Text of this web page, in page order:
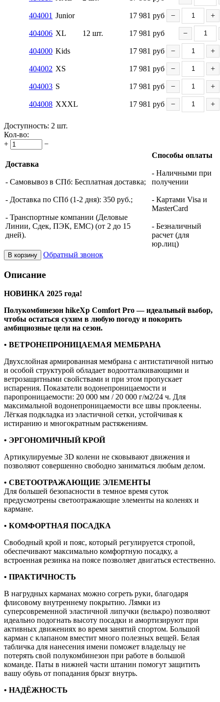
404001 Junior 17 981 руб − +
404006 XL 12 шт. 17 981 руб −
404000 Kids 17 981 руб − +
404002 XS 17 981 руб − +
404003 S 17 981 руб − +
404008 XXXL 17 981 руб − +
Доступность: 2 шт.
Кол-во:
+
−
Доставка
- Самовывоз в СПб: Бесплатная доставка;
- Доставка по СПб (1-2 дня): 350 руб.;
- Транспортные компании (Деловые
Линии, Сдек, ПЭК, ЕМС) (от 2 до 15
дней).
Способы оплаты
- Наличными при
получении
- Картами Visa и
MasterCard
- Безналичный
расчет (для
юр.лиц)
В корзину Обратный звонок
Описание
НОВИНКА 2025 года!
Полукомбинезон hikeXp Comfort Pro — идеальный выбор,
чтобы остаться сухим в любую погоду и покорить
амбициозные цели на сезон.
• ВЕТРОНЕПРОНИЦАЕМАЯ МЕМБРАНА
Двухслойная армированная мембрана с антистатичной нитью
и особой структурой обладает водоотталкивающими и
ветрозащитными свойствами и при этом пропускает
испарения. Показатели водонепроницаемости и
паропроницаемости: 20 000 мм / 20 000 г/м2/24 ч. Для
максимальной водонепроницаемости все швы проклеены.
Лёгкая подкладка из эластичной сетки, устойчивая к
истиранию и многократным растяжениям.
• ЭРГОНОМИЧНЫЙ КРОЙ
Артикулируемые 3D колени не сковывают движения и
позволяют совершенно свободно заниматься любым делом.
• СВЕТООТРАЖАЮЩИЕ ЭЛЕМЕНТЫ
Для большей безопасности в темное время суток
предусмотрены светоотражающие элементы на коленях и
кармане.
• КОМФОРТНАЯ ПОСАДКА
Свободный крой и пояс, который регулируется стропой,
обеспечивают максимально комфортную посадку, а
встроенная резинка на поясе позволяет двигаться естественно.
• ПРАКТИЧНОСТЬ
В нагрудных карманах можно согреть руки, благодаря
флисовому внутреннему покрытию. Лямки из
суперсовременной эластичной липучки (велькро) позволяют
идеально подогнать высоту посадки и амортизируют при
активных движениях во время занятий спортом. Большой
карман с клапаном вместит много полезных вещей. Белая
табличка для нанесения имени поможет владельцу не
потерять свой полукомбинезон при работе в большой
команде. Паты в нижней части штанин помогут защитить
вашу обувь от попадания брызг внутрь.
• НАДЁЖНОСТЬ